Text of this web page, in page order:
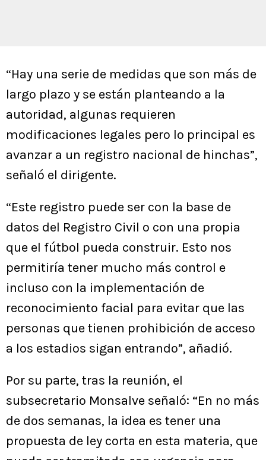
“Hay una serie de medidas que son más de
largo plazo y se están planteando a la
autoridad, algunas requieren
modificaciones legales pero lo principal es
avanzar a un registro nacional de hinchas”,
señaló el dirigente.
“Este registro puede ser con la base de
datos del Registro Civil o con una propia
que el fútbol pueda construir. Esto nos
permitiría tener mucho más control e
incluso con la implementación de
reconocimiento facial para evitar que las
personas que tienen prohibición de acceso
a los estadios sigan entrando”, añadió.
Por su parte, tras la reunión, el
subsecretario Monsalve señaló: “En no más
de dos semanas, la idea es tener una
propuesta de ley corta en esta materia, que